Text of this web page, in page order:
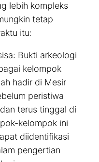
lebih kompleks
tetap
itu:
Bukti arkeologi
kelompok
hadir di Mesir
peristiwa
terus tinggal di
kelompok ini
diidentifikasi
pengertian